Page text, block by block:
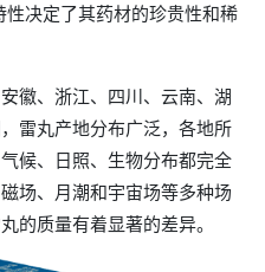
性决定了其药材的珍贵性和稀
徽、浙江、四川、云南、湖
雷丸产地分布广泛，各地所
候、日照、生物分布都完全
场、月潮和宇宙场等多种场
的质量有着显著的差异。